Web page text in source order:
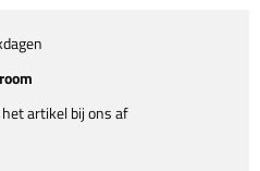
het artikel bij ons af